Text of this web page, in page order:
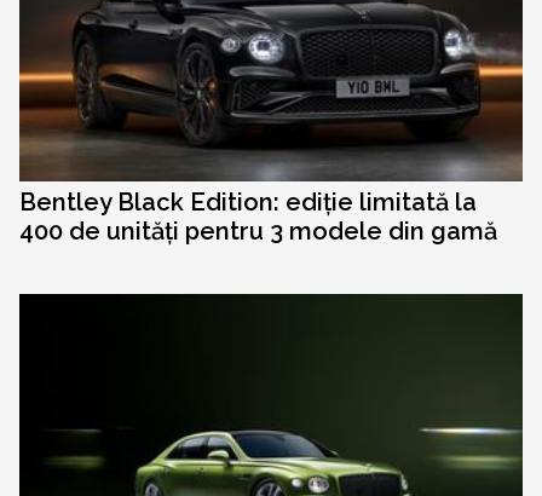
Bentley Black Edition: ediție limitată la
400 de unități pentru 3 modele din gamă